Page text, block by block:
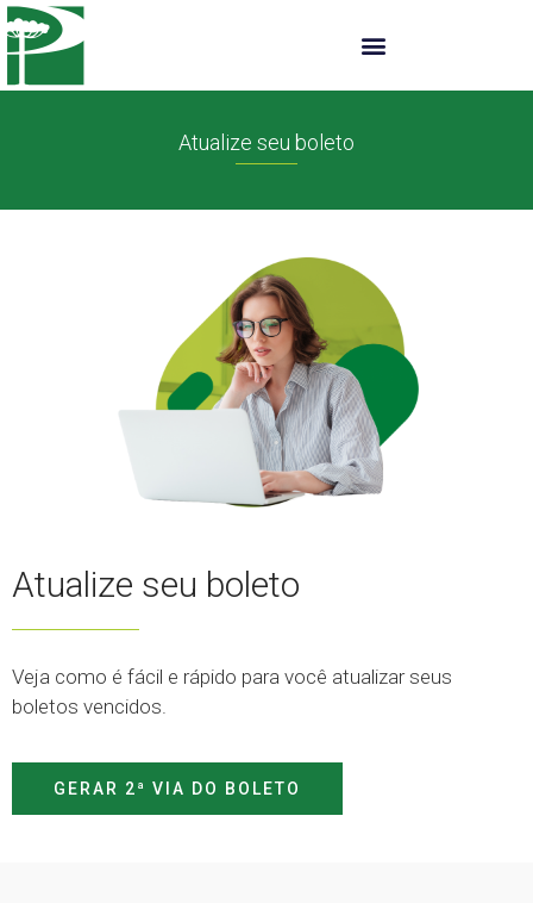
Atualize seu boleto
Atualize seu boleto
Veja como é fácil e rápido para você atualizar seus
boletos vencidos.
GERAR 2ª VIA DO BOLETO